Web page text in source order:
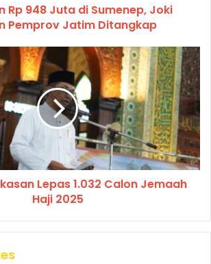
Rp 948 Juta di Sumenep, Joki
Pemprov Jatim Ditangkap
Lepas 1.032 Calon Jemaah
Haji 2025